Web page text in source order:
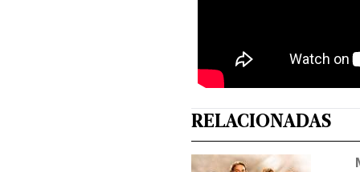
RELACIONADAS